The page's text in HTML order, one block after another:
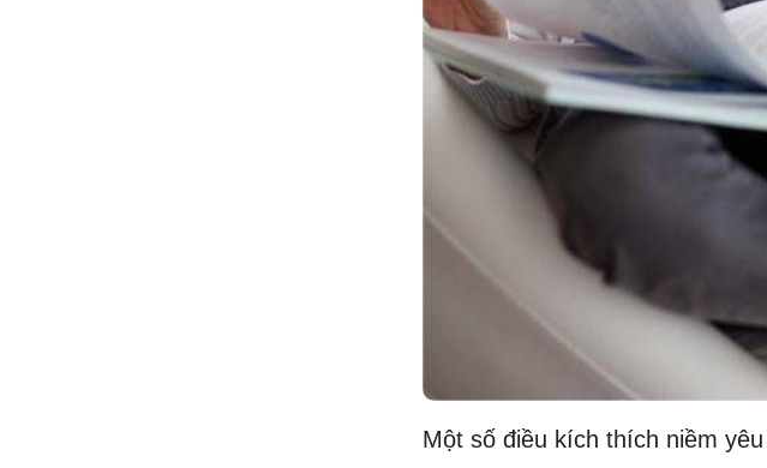
Một số điều kích thích niềm